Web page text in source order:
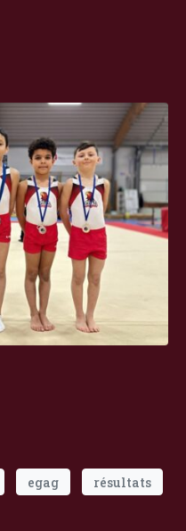
egag résultats